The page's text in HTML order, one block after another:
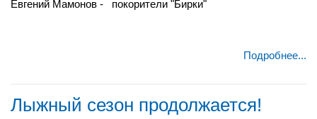
Евгений Мамонов - покорители "Бирки"
Подробнее...
Лыжный сезон продолжается!